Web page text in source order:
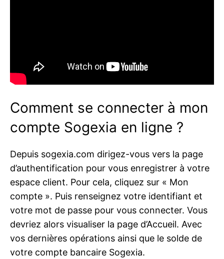
Comment se connecter à mon
compte Sogexia en ligne ?
Depuis sogexia.com dirigez-vous vers la page
d’authentification pour vous enregistrer à votre
espace client. Pour cela, cliquez sur « Mon
compte ». Puis renseignez votre identifiant et
votre mot de passe pour vous connecter. Vous
devriez alors visualiser la page d’Accueil. Avec
vos dernières opérations ainsi que le solde de
votre compte bancaire Sogexia.